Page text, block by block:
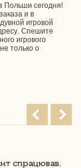
Польши сегодня!
и в
игровой
Спешите
игрового
только о
спрацював.